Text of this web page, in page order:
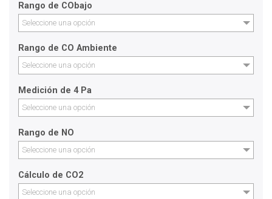
Rango de CObajo
Seleccione una opción
Rango de CO Ambiente
Seleccione una opción
Medición de 4 Pa
Seleccione una opción
Rango de NO
Seleccione una opción
Cálculo de CO2
Seleccione una opción